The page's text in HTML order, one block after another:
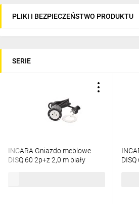
PLIKI I BEZPIECZEŃSTWO PRODUKTU
SERIE
INCARA Gniazdo meblowe
DISQ 60 2p+z 2,0 m biały